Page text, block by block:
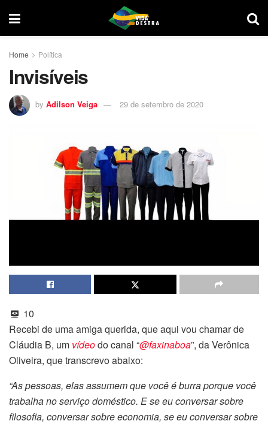
Home Política
Invisíveis
by Adilson Veiga 29 de setembro de 2020
10
Recebi de uma amiga querida, que aqui vou chamar de
Cláudia B, um vídeodo canal “@faxinaboa”, daVerônica
Oliveira, quetranscrevo abaixo:
“As pessoas, elas assumem que você é burra porque você
trabalha no serviço doméstico. E se eu conversar sobre
filosofia, conversar sobre economia, se eu conversar sobre